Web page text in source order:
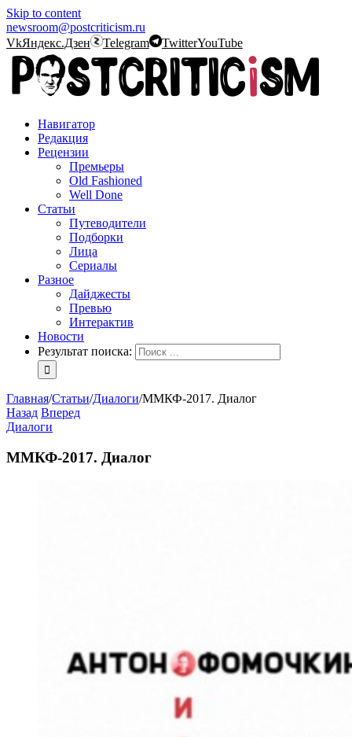
Skip to content
newsroom@postcriticism.ru
VkЯндекс.Дзен Telegram TwitterYouTube
Навигатор
Редакция
Рецензии
Премьеры
Old Fashioned
Well Done
Статьи
Путеводители
Подборки
Лица
Сериалы
Разное
Дайджесты
Превью
Интерактив
Новости
Результат поиска:
Главная/Статьи/Диалоги/ММКФ-2017. Диалог
Назад Вперед
Диалоги
ММКФ-2017. Диалог